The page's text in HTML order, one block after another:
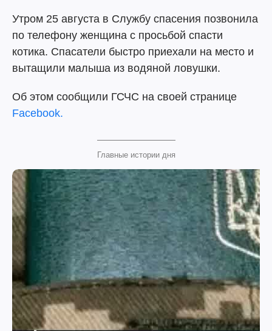
Утром 25 августа в Службу спасения позвонила
по телефону женщина с просьбой спасти
котика. Спасатели быстро приехали на место и
вытащили малыша из водяной ловушки.
Об этом сообщили ГСЧС на своей странице
Facebook.
Главные истории дня